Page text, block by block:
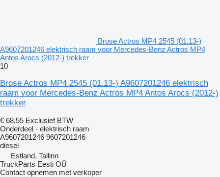
Brose Actros MP4 2545 (01.13-)
A9607201246 elektrisch raam voor Mercedes-Benz Actros MP4
Antos Arocs (2012-) trekker
10
Brose Actros MP4 2545 (01.13-) A9607201246 elektrisch
raam voor Mercedes-Benz Actros MP4 Antos Arocs (2012-)
trekker
€ 68,55 Exclusief BTW
Onderdeel - elektrisch raam
A9607201246 9607201246
diesel
Estland, Tallinn
TruckParts Eesti OÜ
Contact opnemen met verkoper